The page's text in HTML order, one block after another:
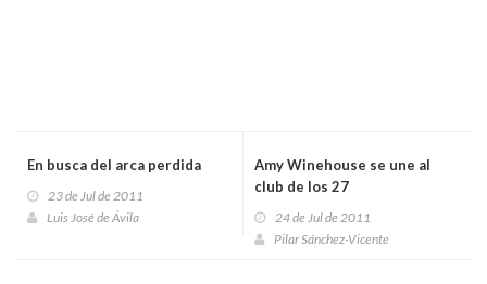
En busca del arca perdida
23 de Jul de 2011
Luis José de Ávila
Amy Winehouse se une al
club de los 27
24 de Jul de 2011
Pilar Sánchez-Vicente